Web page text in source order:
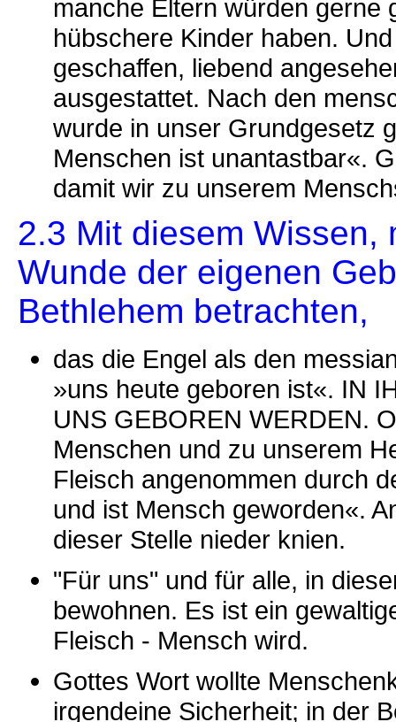
manche Eltern würden gerne
hübschere Kinder haben.
geschaffen, liebend
ausgestattet. Nach den
wurde in unser Grundgesetz
Menschen ist unantastbar«.
damit wir zu unserem
2.3 Mit diesem Wissen,
Wunde der eigenen
Bethlehem betrachten,
das die Engel als den
»uns heute geboren ist«. IN
UNS GEBOREN WERDEN.
Menschen und zu unserem
Fleisch angenommen durch
und ist Mensch geworden«.
dieser Stelle nieder knien.
"Für uns" und für alle, in
bewohnen. Es ist ein
Fleisch - Mensch wird.
Gottes Wort wollte
irgendeine Sicherheit; in der